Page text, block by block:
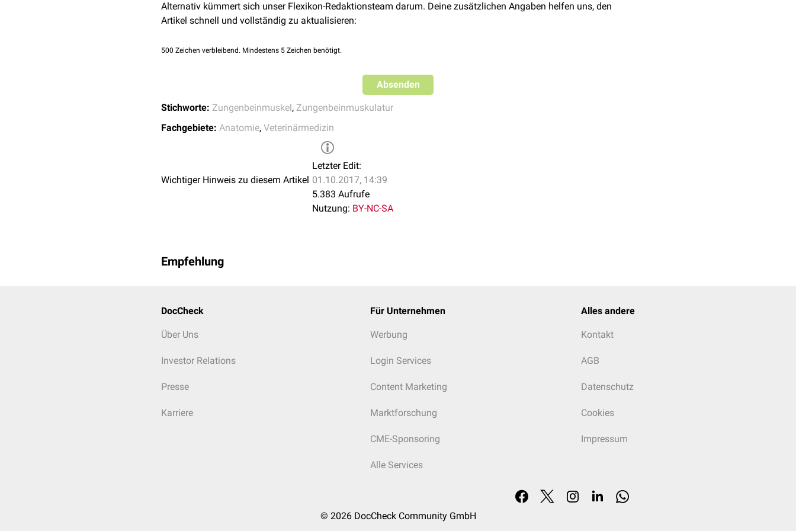
Alternativ kümmert sich unser Flexikon-Redaktionsteam darum. Deine zusätzlichen Angaben helfen uns, den
Artikel schnell und vollständig zu aktualisieren:
500 Zeichen verbleibend. Mindestens 5 Zeichen benötigt.
Absenden
Stichworte: Zungenbeinmuskel, Zungenbeinmuskulatur
Fachgebiete: Anatomie, Veterinärmedizin
Wichtiger Hinweis zu diesem Artikel
Letzter Edit:
01.10.2017, 14:39
5.383 Aufrufe
Nutzung: BY-NC-SA
Empfehlung
DocCheck
Über Uns
Investor Relations
Presse
Karriere
Für Unternehmen
Werbung
Login Services
Content Marketing
Marktforschung
CME-Sponsoring
Alle Services
Alles andere
Kontakt
AGB
Datenschutz
Cookies
Impressum
© 2026 DocCheck Community GmbH